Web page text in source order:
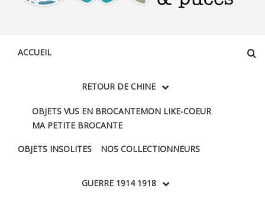
ACCUEIL
RETOUR DE CHINE
OBJETS VUS EN BROCANTEMON LIKE-COEUR
MA PETITE BROCANTE
OBJETS INSOLITES NOS COLLECTIONNEURS
GUERRE 1914 1918